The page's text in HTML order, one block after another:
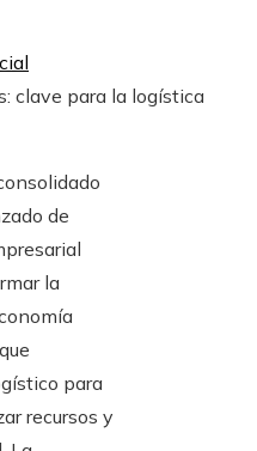
clave para la logística
de
la
para
recursos y